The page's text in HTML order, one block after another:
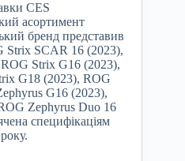
CES
асортимент
бренд представив
Strix SCAR 16 (2023),
Strix G16 (2023),
G18 (2023), ROG
G16 (2023),
Zephyrus Duo 16
специфікаціям